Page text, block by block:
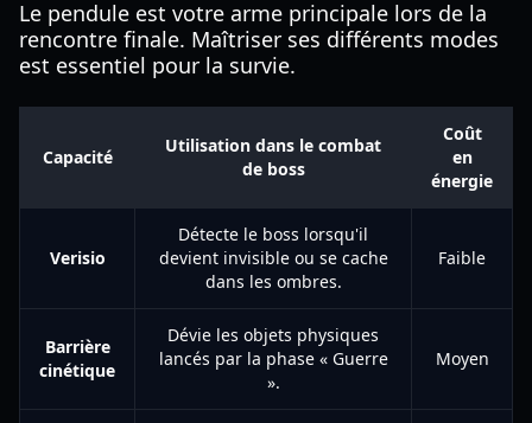
Le pendule est votre arme principale lors de la
rencontre finale. Maîtriser ses différents modes
est essentiel pour la survie.
Capacité
Utilisation dans le combat
de boss
Coût
en
énergie
Verisio
Détecte le boss lorsqu'il
devient invisible ou se cache
dans les ombres.
Faible
Barrière
cinétique
Dévie les objets physiques
lancés par la phase « Guerre
».
Moyen